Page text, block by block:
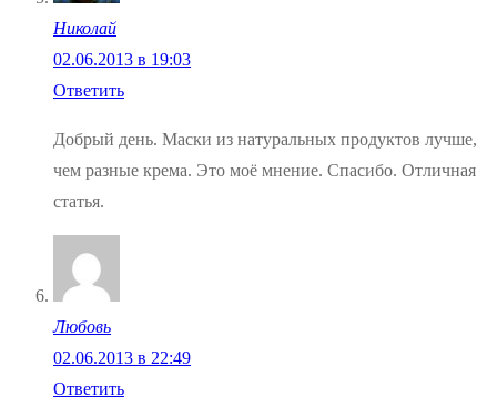
Николай
02.06.2013 в 19:03
Ответить
Добрый день. Маски из натуральных продуктов лучше,
чем разные крема. Это моё мнение. Спасибо. Отличная
статья.
Любовь
02.06.2013 в 22:49
Ответить